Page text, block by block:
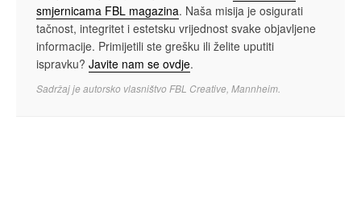
smjernicama FBL magazina. Naša misija je osigurati
tačnost, integritet i estetsku vrijednost svake objavljene
informacije. Primijetili ste grešku ili želite uputiti
ispravku? Javite nam se ovdje.
Sadržaj je autorsko vlasništvo FBL Creative, Mannheim.